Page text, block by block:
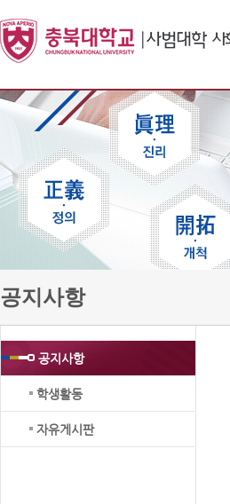
공지사항
학생활동
자유게시판
공지사항